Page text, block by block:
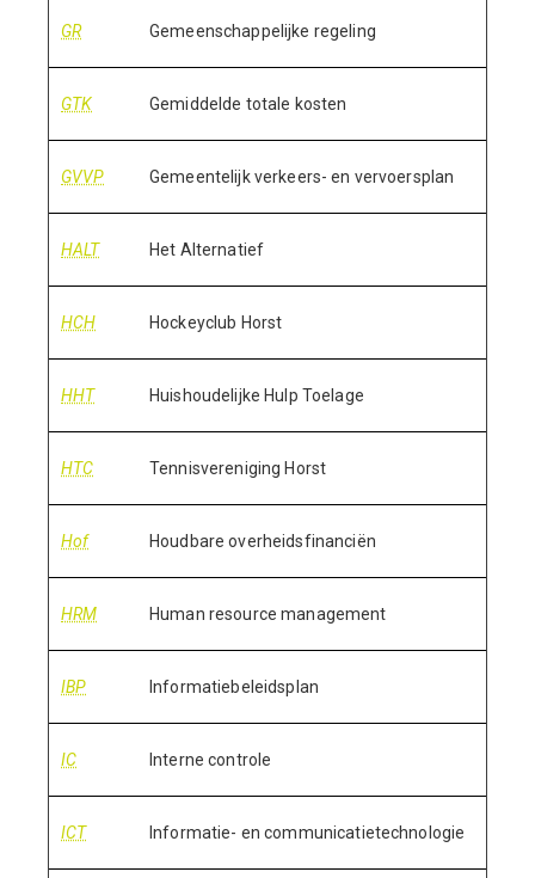
GR Gemeenschappelijke regeling
GTK Gemiddelde totale kosten
GVVP Gemeentelijk verkeers- en vervoersplan
HALT Het Alternatief
HCH Hockeyclub Horst
HHT Huishoudelijke Hulp Toelage
HTC Tennisvereniging Horst
Hof Houdbare overheidsfinanciën
HRM Human resource management
IBP Informatiebeleidsplan
IC Interne controle
ICT Informatie- en communicatietechnologie